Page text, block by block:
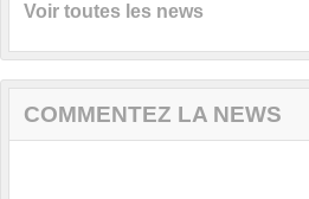
Voir toutes les news
COMMENTEZ LA NEWS